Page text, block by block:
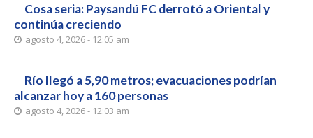
Cosa seria: Paysandú FC derrotó a Oriental y
continúa creciendo
agosto 4, 2026 - 12:05 am
Río llegó a 5,90 metros; evacuaciones podrían
alcanzar hoy a 160 personas
agosto 4, 2026 - 12:03 am